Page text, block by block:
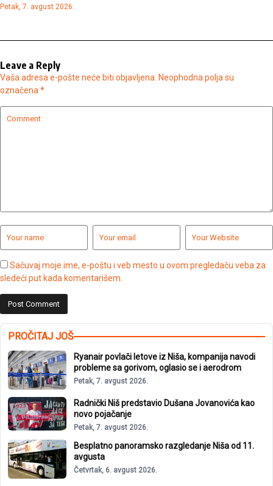
Petak, 7. avgust 2026.
Leave a Reply
Vaša adresa e-pošte neće biti objavljena. Neophodna polja su
označena *
Sačuvaj moje ime, e-poštu i veb mesto u ovom pregledaču veba za
sledeći put kada komentarišem.
PROČITAJ JOŠ
Ryanair povlači letove iz Niša, kompanija navodi
probleme sa gorivom, oglasio se i aerodrom
Petak, 7. avgust 2026.
Radnički Niš predstavio Dušana Jovanovića kao
novo pojačanje
Petak, 7. avgust 2026.
Besplatno panoramsko razgledanje Niša od 11.
avgusta
Četvrtak, 6. avgust 2026.